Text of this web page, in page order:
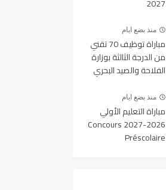
2027
منذ بضع ايام
مباراة توظيف 70 تقني
من الدرجة الثالثة بوزارة
الفلاحة والصيد البحري
غشت 2026
منذ بضع ايام
مباراة التعليم الأولي
2026-2027 Concours
Préscolaire